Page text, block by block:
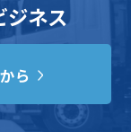
ジネス
ら